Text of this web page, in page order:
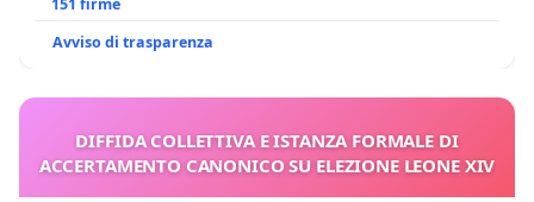
Polo tariffa a € 1,50
Avviso di trasparenza
DIFFIDA COLLETTIVA E ISTANZA FORMALE DI
ACCERTAMENTO CANONICO SU ELEZIONE LEONE XIV